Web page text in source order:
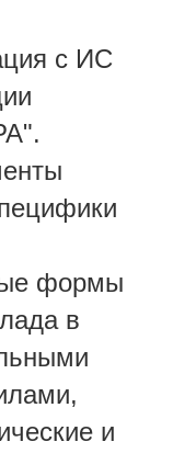
с ИС
формы
в
и